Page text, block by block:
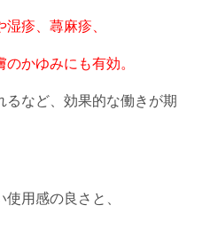
疹、蕁麻疹、
かゆみにも有効。
など、効果的な働きが期
用感の良さと、